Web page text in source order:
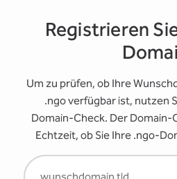
Registrieren
Um zu prüfen, ob Ihre
.ngo verfügbar ist, nutzen
Domain-Check. Der Domain-
Echtzeit, ob Sie Ihre .ngo-